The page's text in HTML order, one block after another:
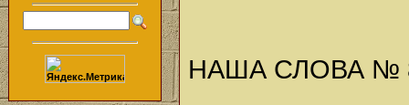
НАША СЛОВА № 8